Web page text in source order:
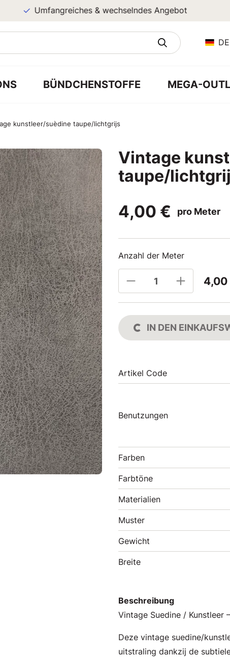
Umfangreiches & wechselndes Angebot
DE
BÜNDCHENSTOFFE MEGA-
kunstleer/suèdine taupe/lichtgrijs
Vintage
taupe/
4,00 €
pro Meter
Anzahl der Meter
4,00
IN DEN
Artikel Code
Benutzungen
Farben
Farbtöne
Materialien
Muster
Gewicht
Breite
Beschreibung
Vintage Suedine /
Deze vintage suedine/
uitstraling dankzij de